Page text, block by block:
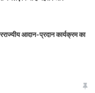
आदान-प्रदान कार्यक्रम का